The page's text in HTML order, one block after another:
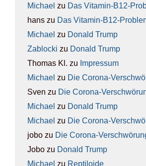
Michael zu Das Vit­amin-B12-
hans zu Das Vit­amin-B12-
Michael zu Donald Trump
Zablocki zu Donald Trump
Thomas Kl. zu Impres­sum
Michael zu Die Coro­na-
Sven zu Die Coro­na-
Michael zu Donald Trump
Michael zu Die Coro­na-
jobo zu Die Coro­na-
Jobo zu Donald Trump
Michael zu Rep­ti­lo­ide